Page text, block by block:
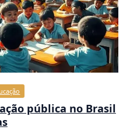
pública no Brasil